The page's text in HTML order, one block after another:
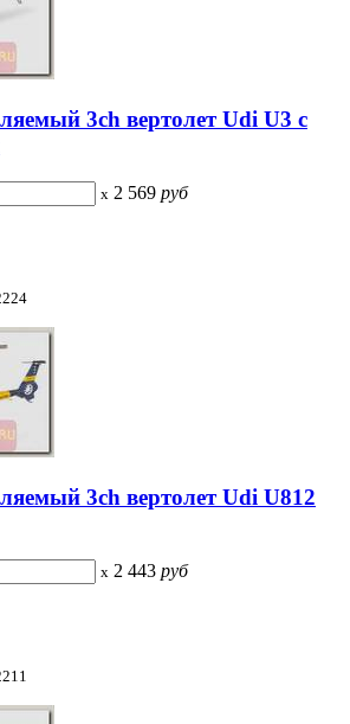
3ch вертолет Udi U3 с
x 2 569 руб
3ch вертолет Udi U812
x 2 443 руб